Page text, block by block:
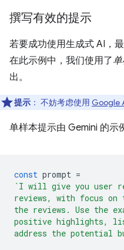
撰写有效的提示
若要成功使用生成式 AI，
在此示例中，我们使用了
出。
提示 ： 不妨考虑使用 Google
单样本提示由 Gemini 的示
const prompt =
`I will give you user
reviews, with focus on
the reviews. Use the
positive highlights, list
address the potential